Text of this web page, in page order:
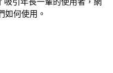
吸引年長一輩的使用者，網
們如何使用。